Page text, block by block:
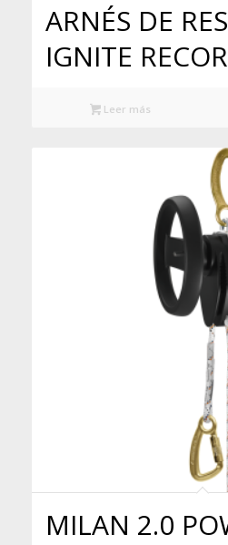
ARNÉS DE
IGNITE
Leer más
MILAN 2.0